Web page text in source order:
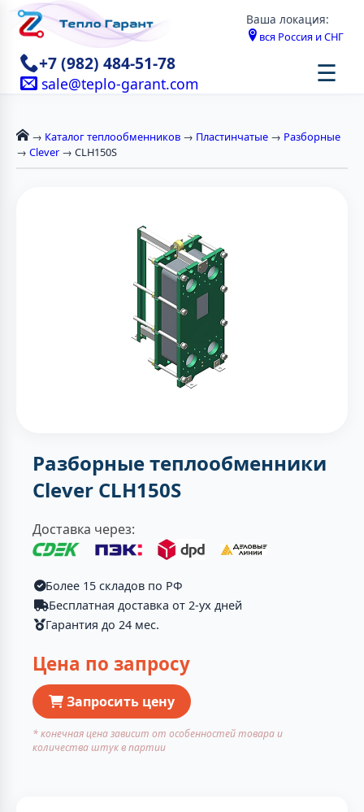
Ваша локация:
вся Россия и СНГ
+7 (982) 484-51-78
sale@teplo-garant.com ☰
→ Каталог теплообменников → Пластинчатые → Разборные
→ Clever → CLH150S
Разборные теплообменники
Clever CLH150S
Доставка через:
Более 15 складов по РФ
Бесплатная доставка от 2-ух дней
Гарантия до 24 мес.
Цена по запросу
Запросить цену
* конечная цена зависит от особенностей товара и
количества штук в партии